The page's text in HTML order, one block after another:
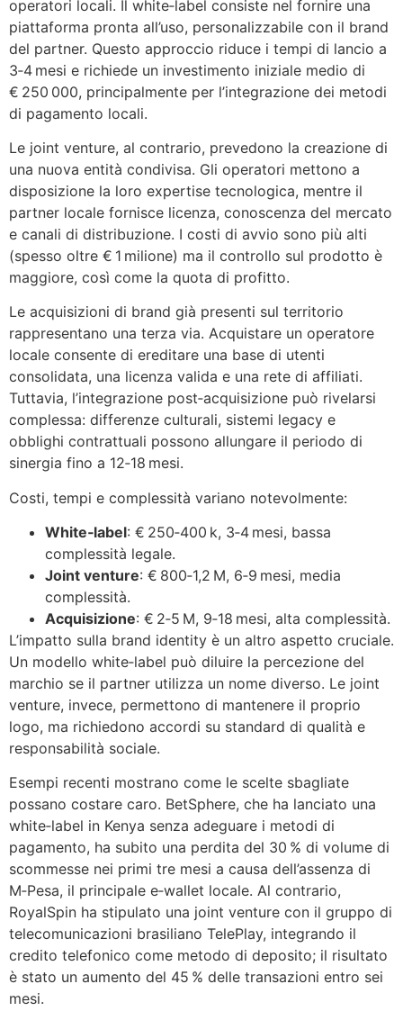
operatori locali. Il white‑label consiste nel fornire una
piattaforma pronta all’uso, personalizzabile con il brand
del partner. Questo approccio riduce i tempi di lancio a
3‑4 mesi e richiede un investimento iniziale medio di
€ 250 000, principalmente per l’integrazione dei metodi
di pagamento locali.
Le joint venture, al contrario, prevedono la creazione di
una nuova entità condivisa. Gli operatori mettono a
disposizione la loro expertise tecnologica, mentre il
partner locale fornisce licenza, conoscenza del mercato
e canali di distribuzione. I costi di avvio sono più alti
(spesso oltre € 1 milione) ma il controllo sul prodotto è
maggiore, così come la quota di profitto.
Le acquisizioni di brand già presenti sul territorio
rappresentano una terza via. Acquistare un operatore
locale consente di ereditare una base di utenti
consolidata, una licenza valida e una rete di affiliati.
Tuttavia, l’integrazione post‑acquisizione può rivelarsi
complessa: differenze culturali, sistemi legacy e
obblighi contrattuali possono allungare il periodo di
sinergia fino a 12‑18 mesi.
Costi, tempi e complessità variano notevolmente:
White‑label: € 250‑400 k, 3‑4 mesi, bassa
complessità legale.
Joint venture: € 800‑1,2 M, 6‑9 mesi, media
complessità.
Acquisizione: € 2‑5 M, 9‑18 mesi, alta complessità.
L’impatto sulla brand identity è un altro aspetto cruciale.
Un modello white‑label può diluire la percezione del
marchio se il partner utilizza un nome diverso. Le joint
venture, invece, permettono di mantenere il proprio
logo, ma richiedono accordi su standard di qualità e
responsabilità sociale.
Esempi recenti mostrano come le scelte sbagliate
possano costare caro. BetSphere, che ha lanciato una
white‑label in Kenya senza adeguare i metodi di
pagamento, ha subito una perdita del 30 % di volume di
scommesse nei primi tre mesi a causa dell’assenza di
M‑Pesa, il principale e‑wallet locale. Al contrario,
RoyalSpin ha stipulato una joint venture con il gruppo di
telecomunicazioni brasiliano TelePlay, integrando il
credito telefonico come metodo di deposito; il risultato
è stato un aumento del 45 % delle transazioni entro sei
mesi.